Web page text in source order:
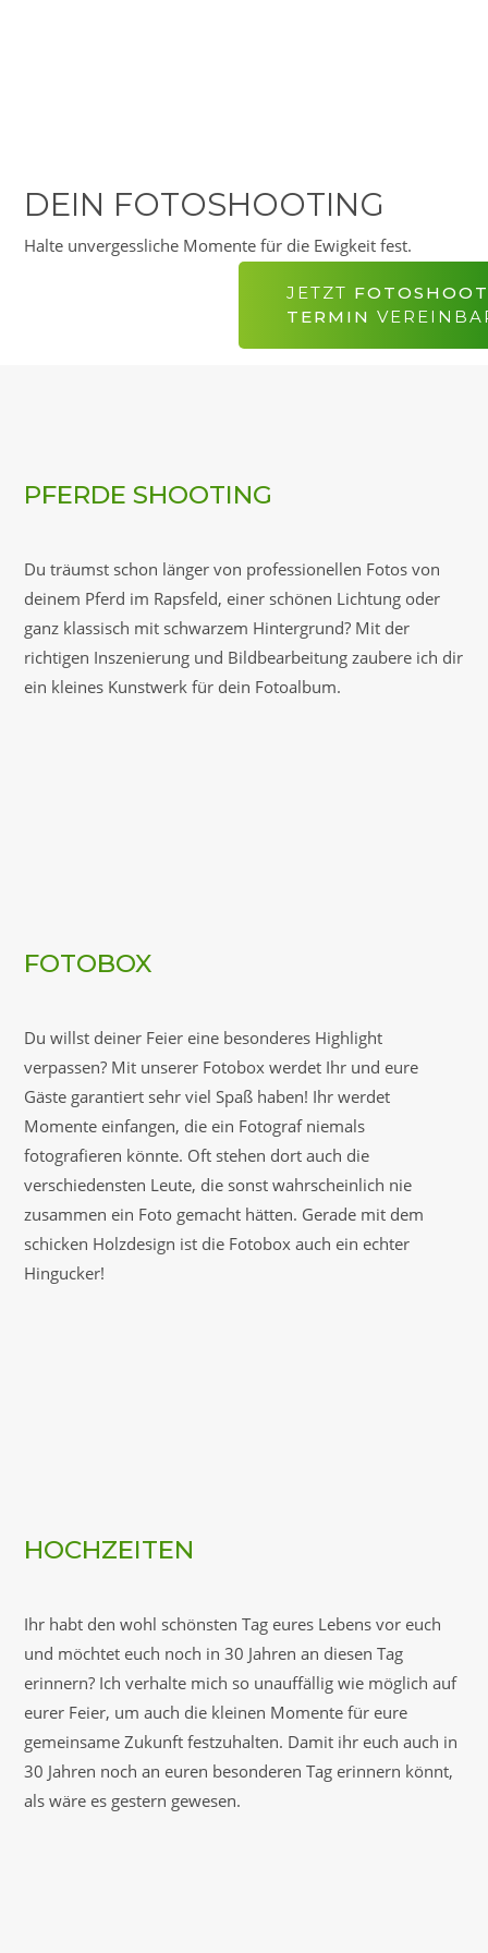
DEIN FOTOSHOOTING
Halte unvergessliche Momente für die Ewigkeit fest.
JETZT
TERMIN
PFERDE SHOOTING
Du träumst schon länger von professionellen Fotos von
deinem Pferd im Rapsfeld, einer schönen Lichtung oder
ganz klassisch mit schwarzem Hintergrund? Mit der
richtigen Inszenierung und Bildbearbeitung zaubere ich dir
ein kleines Kunstwerk für dein Fotoalbum.
FOTOBOX
Du willst deiner Feier eine besonderes Highlight
verpassen? Mit unserer Fotobox werdet Ihr und eure
Gäste garantiert sehr viel Spaß haben! Ihr werdet
Momente einfangen, die ein Fotograf niemals
fotografieren könnte. Oft stehen dort auch die
verschiedensten Leute, die sonst wahrscheinlich nie
zusammen ein Foto gemacht hätten. Gerade mit dem
schicken Holzdesign ist die Fotobox auch ein echter
Hingucker!
HOCHZEITEN
Ihr habt den wohl schönsten Tag eures Lebens vor euch
und möchtet euch noch in 30 Jahren an diesen Tag
erinnern? Ich verhalte mich so unauffällig wie möglich auf
eurer Feier, um auch die kleinen Momente für eure
gemeinsame Zukunft festzuhalten. Damit ihr euch auch in
30 Jahren noch an euren besonderen Tag erinnern könnt,
als wäre es gestern gewesen.